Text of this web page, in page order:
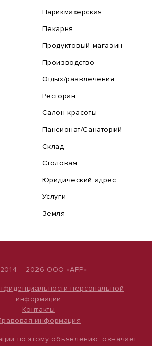
Парикмахерская
Пекарня
Продуктовый магазин
Производство
Отдых/развлечения
Ресторан
Салон красоты
Пансионат/Санаторий
Склад
Столовая
Юридический адрес
Услуги
Земля
2014 – 2026 ООО «АРР»
персональной
информации
Контакты
информация
по этому объявлению, означает